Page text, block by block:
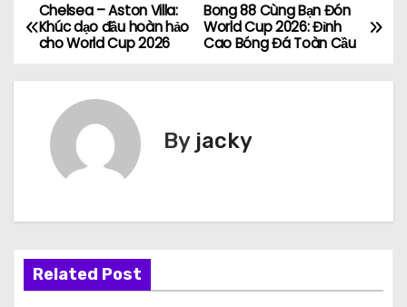
Đ
ớ
n
Bong 88 Cùng Bạn Đón
World Cup 2026: Đỉnh
Cao Bóng Đá Toàn Cầu
Chelsea – Aston Villa:
Khúc dạo đầu hoàn hảo
cho World Cup 2026
By jacky
Related Post